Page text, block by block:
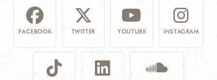
FACEBOOK TWITTER YOUTUBE INSTAGRAM